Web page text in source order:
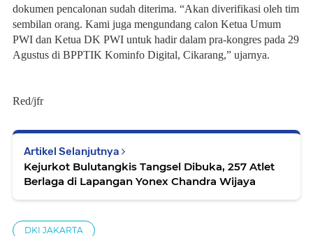
dokumen pencalonan sudah diterima. “Akan diverifikasi oleh tim
sembilan orang. Kami juga mengundang calon Ketua Umum
PWI dan Ketua DK PWI untuk hadir dalam pra-kongres pada 29
Agustus di BPPTIK Kominfo Digital, Cikarang,” ujarnya.
Red/jfr
Artikel Selanjutnya
Kejurkot Bulutangkis Tangsel Dibuka, 257 Atlet
Berlaga di Lapangan Yonex Chandra Wijaya
DKI JAKARTA